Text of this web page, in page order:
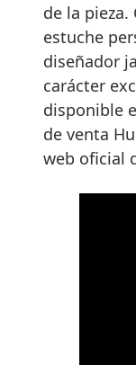
de la pieza.
estuche
diseñador
carácter
disponible
de venta
web oficial